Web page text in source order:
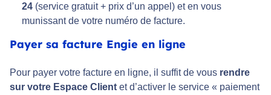
24 (service gratuit + prix d’un appel) et en vous
munissant de votre numéro de facture.
Payer sa facture Engie en ligne
Pour payer votre facture en ligne, il suffit de vous rendre
sur votre Espace Client et d’activer le service « paiement